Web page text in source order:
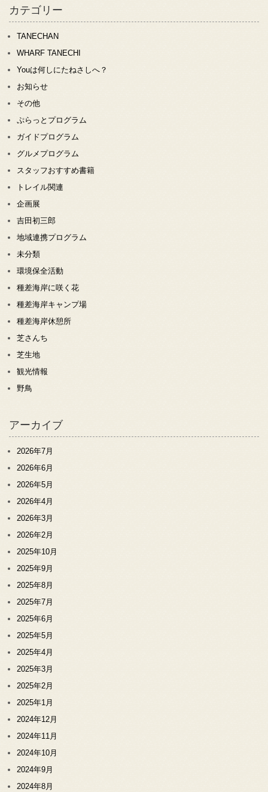
カテゴリー
TANECHAN
WHARF TANECHI
Youは何しにたねさしへ？
お知らせ
その他
ぷらっとプログラム
ガイドプログラム
グルメプログラム
スタッフおすすめ書籍
トレイル関連
企画展
吉田初三郎
地域連携プログラム
未分類
環境保全活動
種差海岸に咲く花
種差海岸キャンプ場
種差海岸休憩所
芝さんち
芝生地
観光情報
野鳥
アーカイブ
2026年7月
2026年6月
2026年5月
2026年4月
2026年3月
2026年2月
2025年10月
2025年9月
2025年8月
2025年7月
2025年6月
2025年5月
2025年4月
2025年3月
2025年2月
2025年1月
2024年12月
2024年11月
2024年10月
2024年9月
2024年8月